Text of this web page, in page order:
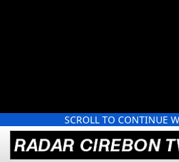
SCROLL TO CONTINUE